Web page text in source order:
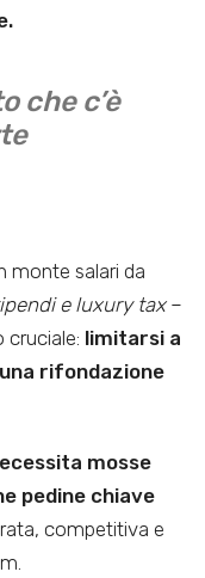
che c’è
monte salari da
e luxury tax–
cruciale: limitarsi a
rifondazione
mosse
pedine chiave
competitiva e